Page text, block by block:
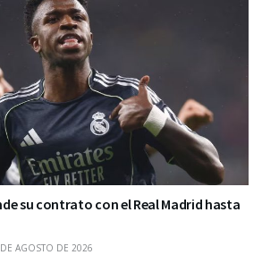
su contrato con el Real Madrid hasta
AGOSTO DE 2026